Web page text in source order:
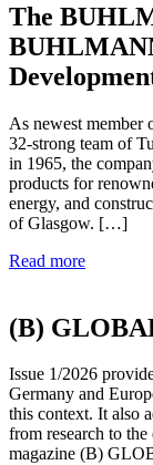
The
As newest
32-strong team of
in 1965, the
products for
energy, and
of Glasgow. […]
Read more
(B)
Issue 1/2026
Germany and
this context. It also
from research to
magazine (B)